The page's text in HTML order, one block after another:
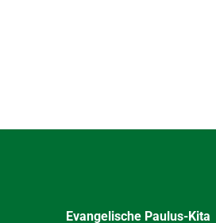
Evangelische Paulus-Kita